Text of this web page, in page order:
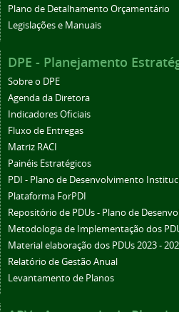
Plano de Detalhamento Orçamentário
Legislações e Manuais
DPE - Planejamento
Sobre o DPE
Agenda da Diretora
Indicadores Oficiais
Fluxo de Entregas
Matriz RACI
Painéis Estratégicos
PDI - Plano de Desenvolvimento
Plataforma ForPDI
Repositório de PDUs - Plano de
Metodologia de Implementação dos
Material elaboração dos PDUs 2023 -
Relatório de Gestão Anual
Levantamento de Planos